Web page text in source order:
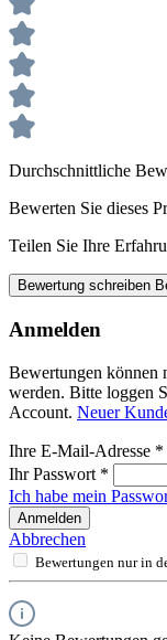
Durchschnittliche
Bewerten Sie dieses
Teilen Sie Ihre
Bewertung schreiben
Anmelden
Bewertungen können
werden. Bitte loggen
Account. Neuer
Ihre E-Mail-Adresse *
Ihr Passwort *
Ich habe mein
Anmelden
Abbrechen
Bewertungen nur in